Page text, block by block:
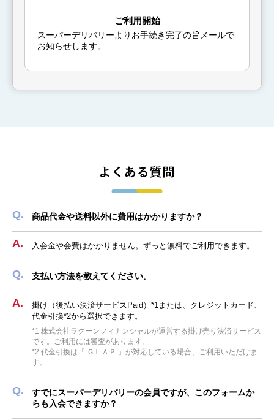
ご利用開始
スーパーデリバリーよりお手続き完了の旨メールで
お知らせします。
商品代金や送料以外に費用はかかりますか？
入会金や会費はかかりません。ずっと無料でご利用できます。
支払い方法を教えてください。
掛け（後払い決済サービスPaid）*1または、クレジットカード、
代金引換*2から選択できます。
*1 株式会社ラクーンフィナンシャルが運営する掛け売り決済サービス
です。ご利用には審査があります。
*2 代金引換は「 ＧＬＡＰ 」が対応している場合、ご利用いただけま
す。
すでにスーパーデリバリーの会員ですが、このフォームか
らも入会できますか？